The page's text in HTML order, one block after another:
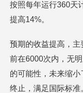
按照每年运行360天
提高14%。
预期的收益提高，主
前在6000次内，无
的可能性，未来缩
终止，满足国际标准